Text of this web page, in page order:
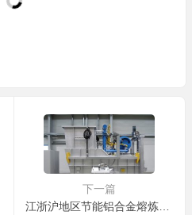
下一篇
江浙沪地区节能铝合金熔炼炉价格差异大的原因是什么？